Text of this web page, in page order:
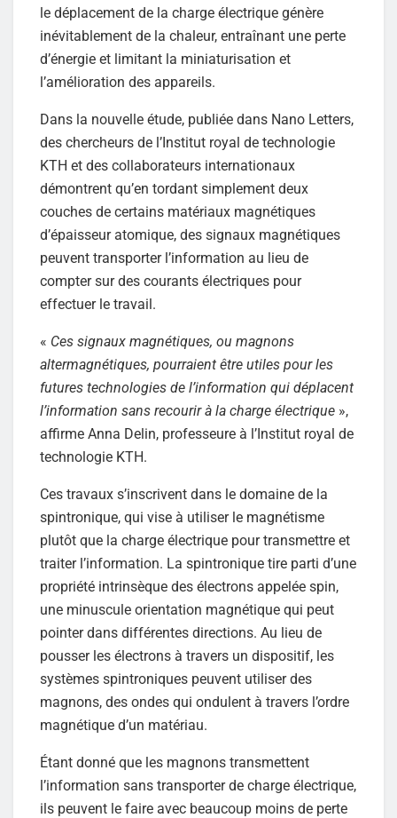
le déplacement de la charge électrique génère
inévitablement de la chaleur, entraînant une perte
d’énergie et limitant la miniaturisation et
l’amélioration des appareils.
Dans la nouvelle étude, publiée dans Nano Letters,
des chercheurs de l’Institut royal de technologie
KTH et des collaborateurs internationaux
démontrent qu’en tordant simplement deux
couches de certains matériaux magnétiques
d’épaisseur atomique, des signaux magnétiques
peuvent transporter l’information au lieu de
compter sur des courants électriques pour
effectuer le travail.
« Ces signaux magnétiques, ou magnons
altermagnétiques, pourraient être utiles pour les
futures technologies de l’information qui déplacent
l’information sans recourir à la charge électrique »,
affirme Anna Delin, professeure à l’Institut royal de
technologie KTH.
Ces travaux s’inscrivent dans le domaine de la
spintronique, qui vise à utiliser le magnétisme
plutôt que la charge électrique pour transmettre et
traiter l’information. La spintronique tire parti d’une
propriété intrinsèque des électrons appelée spin,
une minuscule orientation magnétique qui peut
pointer dans différentes directions. Au lieu de
pousser les électrons à travers un dispositif, les
systèmes spintroniques peuvent utiliser des
magnons, des ondes qui ondulent à travers l’ordre
magnétique d’un matériau.
Étant donné que les magnons transmettent
l’information sans transporter de charge électrique,
ils peuvent le faire avec beaucoup moins de perte